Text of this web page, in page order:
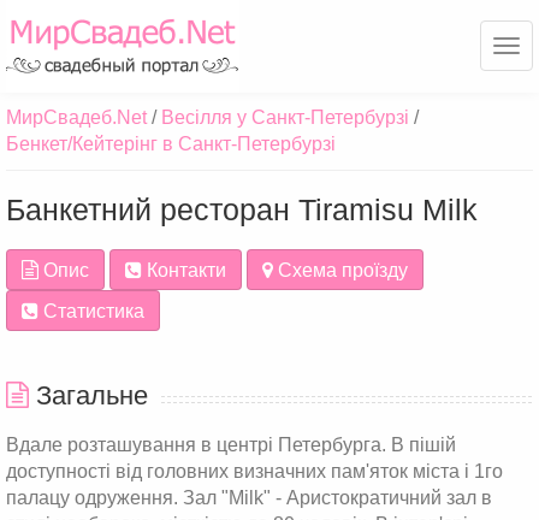
МирСвадеб.Net
Весілля у Санкт-Петербурзі
Бенкет/Кейтерінг в Санкт-Петербурзі
Банкетний ресторан Tiramisu Milk
Опис Контакти
Схема проїзду
Статистика
Загальне
Вдале розташування в центрі Петербурга. В пішій
доступності від головних визначних пам'яток міста і 1го
палацу одруження. Зал "Milk" - Аристократичний зал в